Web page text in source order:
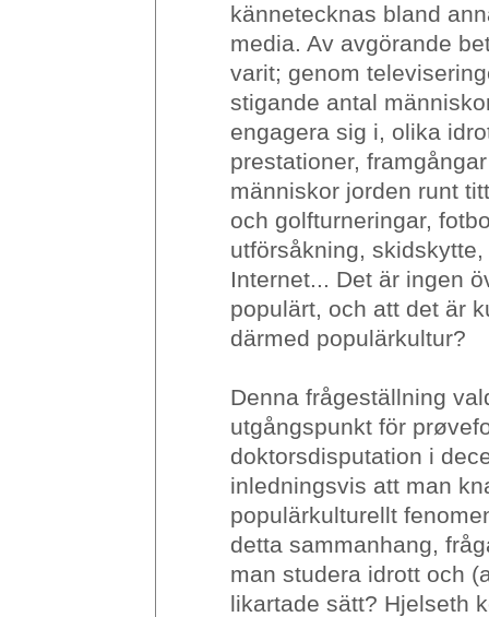
kännetecknas bland
media. Av avgörande
varit; genom
stigande antal
engagera sig i, olika
prestationer,
människor jorden runt
och golfturneringar,
utförsåkning,
Internet... Det är ingen
populärt, och att det är
därmed populärkultur?
Denna frågeställning
utgångspunkt för
doktorsdisputation i
inledningsvis att man
populärkulturellt
detta sammanhang,
man studera idrott och
likartade sätt? Hjelseth